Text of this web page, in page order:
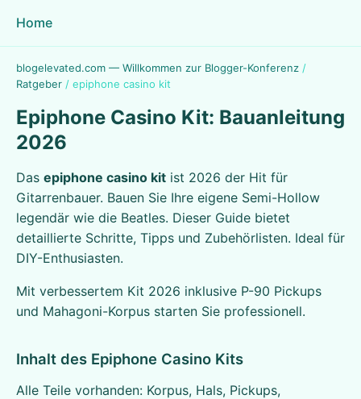
Home
blogelevated.com — Willkommen zur Blogger-Konferenz /
Ratgeber / epiphone casino kit
Epiphone Casino Kit: Bauanleitung
2026
Das epiphone casino kit ist 2026 der Hit für
Gitarrenbauer. Bauen Sie Ihre eigene Semi-Hollow
legendär wie die Beatles. Dieser Guide bietet
detaillierte Schritte, Tipps und Zubehörlisten. Ideal für
DIY-Enthusiasten.
Mit verbessertem Kit 2026 inklusive P-90 Pickups
und Mahagoni-Korpus starten Sie professionell.
Inhalt des Epiphone Casino Kits
Alle Teile vorhanden: Korpus, Hals, Pickups,